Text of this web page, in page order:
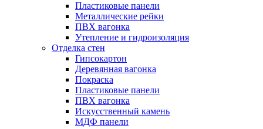
Пластиковые панели
Металлические рейки
ПВХ вагонка
Утепление и гидроизоляция
Отделка стен
Гипсокартон
Деревянная вагонка
Покраска
Пластиковые панели
ПВХ вагонка
Искусственный камень
МДФ панели